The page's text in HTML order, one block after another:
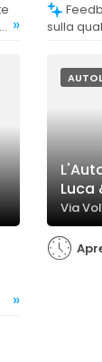
»
Feedback prevalentemente positivi
sulla
»
Luca
Via